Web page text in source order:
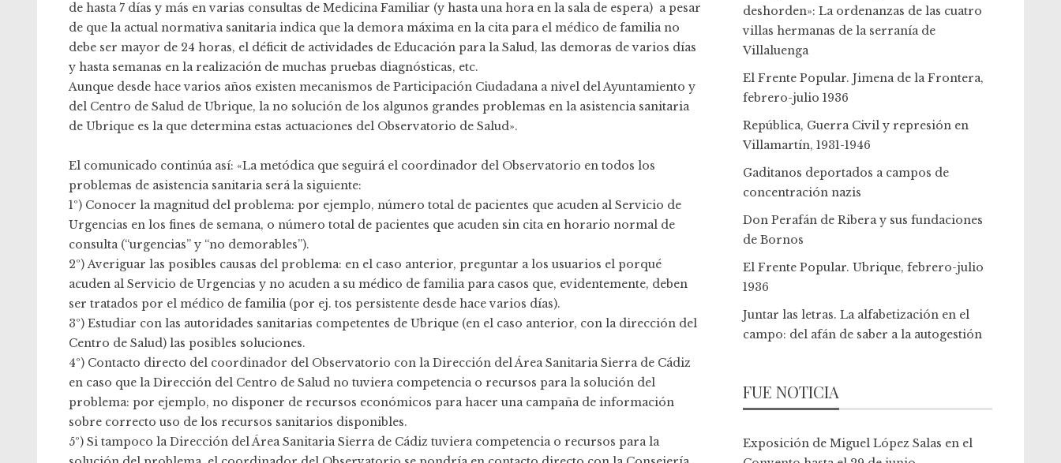
de hasta 7 días y más en varias consultas de Medicina Familiar (y hasta una hora en la sala de espera) a pesar
de que la actual normativa sanitaria indica que la demora máxima en la cita para el médico de familia no
debe ser mayor de 24 horas, el déficit de actividades de Educación para la Salud, las demoras de varios días
y hasta semanas en la realización de muchas pruebas diagnósticas, etc.
Aunque desde hace varios años existen mecanismos de Participación Ciudadana a nivel del Ayuntamiento y
del Centro de Salud de Ubrique, la no solución de los algunos grandes problemas en la asistencia sanitaria
de Ubrique es la que determina estas actuaciones del Observatorio de Salud».
El comunicado continúa así: «La metódica que seguirá el coordinador del Observatorio en todos los
problemas de asistencia sanitaria será la siguiente:
1º) Conocer la magnitud del problema: por ejemplo, número total de pacientes que acuden al Servicio de
Urgencias en los fines de semana, o número total de pacientes que acuden sin cita en horario normal de
consulta (“urgencias” y “no demorables”).
2º) Averiguar las posibles causas del problema: en el caso anterior, preguntar a los usuarios el porqué
acuden al Servicio de Urgencias y no acuden a su médico de familia para casos que, evidentemente, deben
ser tratados por el médico de familia (por ej. tos persistente desde hace varios días).
3º) Estudiar con las autoridades sanitarias competentes de Ubrique (en el caso anterior, con la dirección del
Centro de Salud) las posibles soluciones.
4º) Contacto directo del coordinador del Observatorio con la Dirección del Área Sanitaria Sierra de Cádiz
en caso que la Dirección del Centro de Salud no tuviera competencia o recursos para la solución del
problema: por ejemplo, no disponer de recursos económicos para hacer una campaña de información
sobre correcto uso de los recursos sanitarios disponibles.
5º) Si tampoco la Dirección del Área Sanitaria Sierra de Cádiz tuviera competencia o recursos para la
deshorden»: La ordenanzas de las cuatro
villas hermanas de la serranía de
Villaluenga
El Frente Popular. Jimena de la Frontera,
febrero-julio 1936
República, Guerra Civil y represión en
Villamartín, 1931-1946
Gaditanos deportados a campos de
concentración nazis
Don Perafán de Ribera y sus fundaciones
de Bornos
El Frente Popular. Ubrique, febrero-julio
1936
Juntar las letras. La alfabetización en el
campo: del afán de saber a la autogestión
FUE NOTICIA
Exposición de Miguel López Salas en el